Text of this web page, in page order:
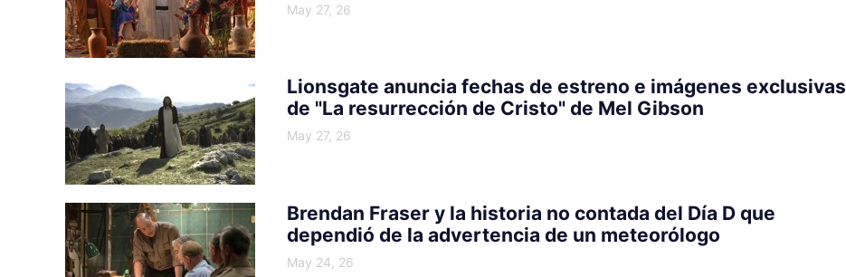
May 27, 26
Lionsgate anuncia fechas de estreno e imágenes exclusivas
de "La resurrección de Cristo" de Mel Gibson
May 27, 26
Brendan Fraser y la historia no contada del Día D que
dependió de la advertencia de un meteorólogo
May 24, 26